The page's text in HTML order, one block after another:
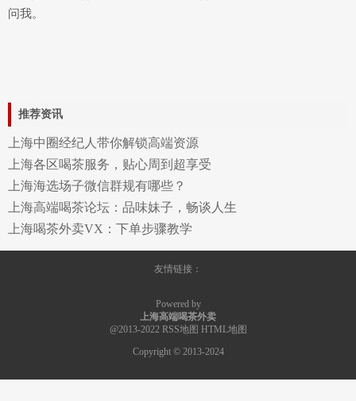
问我。
推荐资讯
上海中圈经纪人带你解锁高端资源
上海各区喝茶服务，贴心周到超享受
上海海选场子微信群规有哪些？
上海高端喝茶论坛：品味妹子，畅谈人生
上海喝茶外卖VX：下单步骤教学
友情链接：
Powered by
上海高端喝茶外卖
@2013-2022 RSS地图 HTML地图
Copyright © 2013-2024